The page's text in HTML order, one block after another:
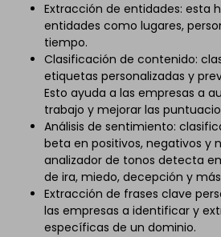
Extracción de entidades: esta
entidades como lugares,
tiempo.
Clasificación de contenido:
etiquetas personalizadas y
Esto ayuda a las empresas a
trabajo y mejorar las
Análisis de sentimiento:
beta en positivos, negativos y
analizador de tonos detecta
de ira, miedo, decepción y
Extracción de frases clave
las empresas a identificar y
específicas de un dominio.